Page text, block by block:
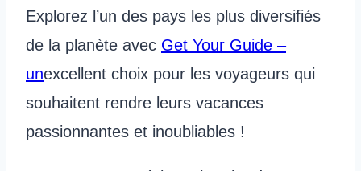
Explorez l’un des pays les plus diversifiés
de la planète avec Get Your Guide –
unexcellent choix pour les voyageurs qui
souhaitent rendre leurs vacances
passionnantes et inoubliables !